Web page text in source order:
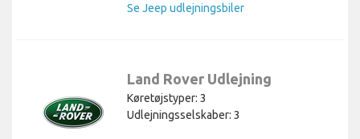
Se Jeep udlejningsbiler
Land Rover Udlejning
Køretøjstyper: 3
Udlejningsselskaber: 3